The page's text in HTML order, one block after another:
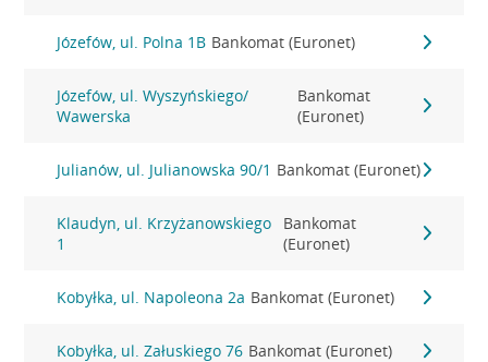
Józefów, ul. Polna 1B Bankomat (Euronet)
Józefów, ul. Wyszyńskiego/
Wawerska
Bankomat
(Euronet)
Julianów, ul. Julianowska 90/1 Bankomat (Euronet)
Klaudyn, ul. Krzyżanowskiego
1
Bankomat
(Euronet)
Kobyłka, ul. Napoleona 2a Bankomat (Euronet)
Kobyłka, ul. Załuskiego 76 Bankomat (Euronet)